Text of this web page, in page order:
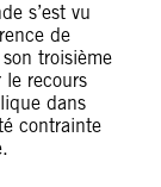
s’est vu
de
troisième
recours
dans
contrainte